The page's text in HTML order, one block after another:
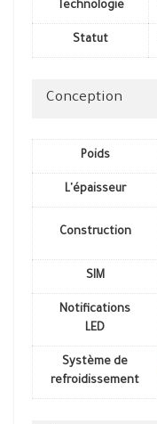
Technologie
Statut
Conception
Poids
L'épaisseur
Construction
SIM
Notifications
LED
Système de
refroidissement